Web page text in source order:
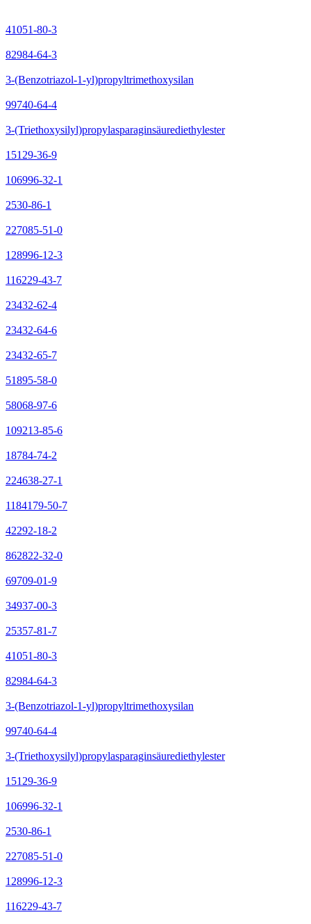
41051-80-3
82984-64-3
3-(Benzotriazol-1-yl)propyltrimethoxysilan
99740-64-4
3-(Triethoxysilyl)propylasparaginsäurediethylester
15129-36-9
106996-32-1
2530-86-1
227085-51-0
128996-12-3
116229-43-7
23432-62-4
23432-64-6
23432-65-7
51895-58-0
58068-97-6
109213-85-6
18784-74-2
224638-27-1
1184179-50-7
42292-18-2
862822-32-0
69709-01-9
34937-00-3
25357-81-7
41051-80-3
82984-64-3
3-(Benzotriazol-1-yl)propyltrimethoxysilan
99740-64-4
3-(Triethoxysilyl)propylasparaginsäurediethylester
15129-36-9
106996-32-1
2530-86-1
227085-51-0
128996-12-3
116229-43-7